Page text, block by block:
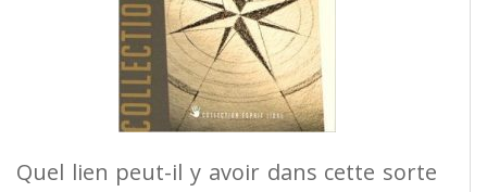
Quel lien peut-il y avoir dans cette sorte